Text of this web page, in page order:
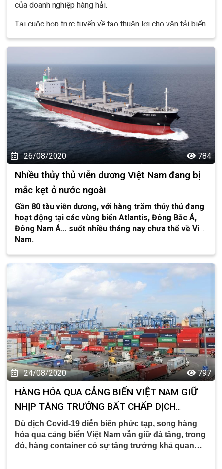
của doanh nghiệp hàng hải.
Tại cuộc họp trực tuyến về tạo thuận lợi cho vận tải biển
Covid-19 ngày 17/9, ông Nguyễn Cảnh Tĩnh, Tổng giám
lệ tiêm vaccine cho thuyền viên khá ít.
26/08/2020 784
Nhiều thủy thủ viễn dương Việt Nam đang bị
mắc kẹt ở nước ngoài
Gần 80 tàu viễn dương, với hàng trăm thủy thủ đang
hoạt động tại các vùng biển Atlantis, Đông Bắc Á,
Đông Nam Á… suốt nhiều tháng nay chưa thể về Việt
Nam.
24/08/2020 797
HÀNG HÓA QUA CẢNG BIỂN VIỆT NAM GIỮ
NHỊP TĂNG TRƯỞNG BẤT CHẤP DỊCH
COVID-19
Dù dịch Covid-19 diễn biến phức tạp, song hàng
hóa qua cảng biển Việt Nam vẫn giữ đà tăng, trong
đó, hàng container có sự tăng trưởng khả quan…